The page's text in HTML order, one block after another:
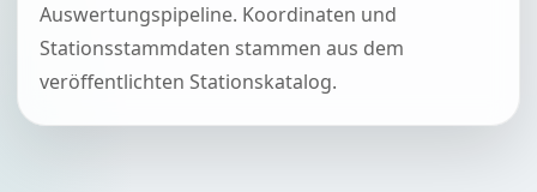
Auswertungspipeline. Koordinaten und
Stationsstammdaten stammen aus dem
veröffentlichten Stationskatalog.